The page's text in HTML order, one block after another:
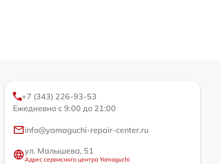
+7 (343) 226-93-53
Ежедневно с 9:00 до 21:00
info@yamaguchi-repair-center.ru
ул. Малышева, 51
Адрес сервисного центра Yamaguchi